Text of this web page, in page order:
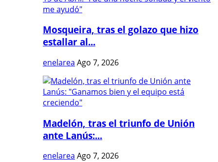
Mosqueira, tras el golazo que hizo
estallar al...
enelarea Ago 7, 2026
Madelón, tras el triunfo de Unión
ante Lanús:...
enelarea Ago 7, 2026